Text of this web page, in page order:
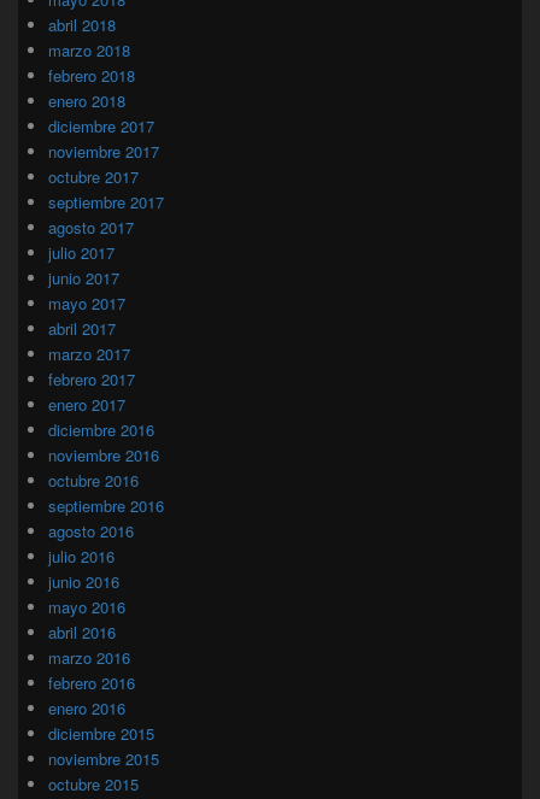
abril 2018
marzo 2018
febrero 2018
enero 2018
diciembre 2017
noviembre 2017
octubre 2017
septiembre 2017
agosto 2017
julio 2017
junio 2017
mayo 2017
abril 2017
marzo 2017
febrero 2017
enero 2017
diciembre 2016
noviembre 2016
octubre 2016
septiembre 2016
agosto 2016
julio 2016
junio 2016
mayo 2016
abril 2016
marzo 2016
febrero 2016
enero 2016
diciembre 2015
noviembre 2015
octubre 2015